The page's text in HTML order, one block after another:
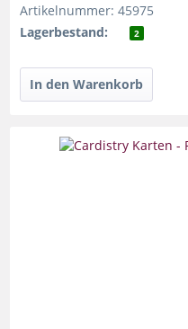
Artikelnummer: 45975
Lagerbestand:
2